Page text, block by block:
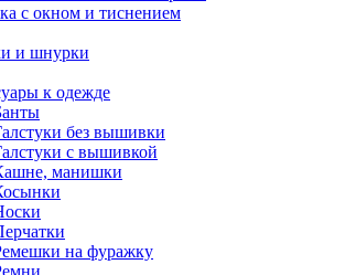
с окном и тиснением
и шнурки
к одежде
без вышивки
с вышивкой
манишки
на фуражку